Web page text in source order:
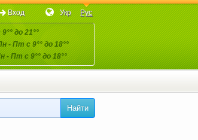
до 21°°
- Пт с 9°° до 18°°
- Пт с 9°° до 18°°
Укр Рус
Вход
Найти